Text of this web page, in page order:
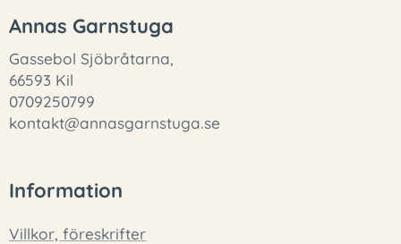
Annas Garnstuga
Gassebol Sjöbråtarna,
66593 Kil
0709250799
kontakt@annasgarnstuga.se
Information
Villkor, föreskrifter